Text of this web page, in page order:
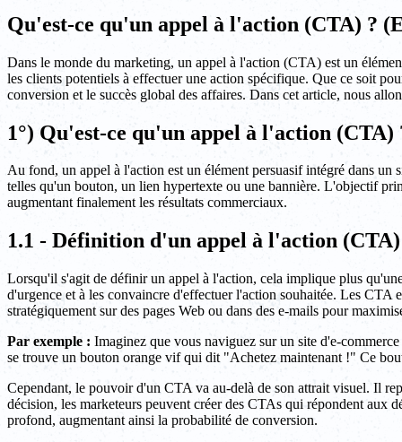
Qu'est-ce qu'un appel à l'action (CTA) ?
Dans le monde du marketing, un appel à l'action (CTA) est un
les clients potentiels à effectuer une action spécifique. Que ce soit
conversion et le succès global des affaires. Dans cet article, nous
1°) Qu'est-ce qu'un appel à l'action (CTA)
Au fond, un appel à l'action est un élément persuasif intégré dans un
telles qu'un bouton, un lien hypertexte ou une bannière. L'objectif
augmentant finalement les résultats commerciaux.
1.1 - Définition d'un appel à l'action (CTA)
Lorsqu'il s'agit de définir un appel à l'action, cela implique plus
d'urgence et à les convaincre d'effectuer l'action souhaitée. Les CTA
stratégiquement sur des pages Web ou dans des e-mails pour
Par exemple : Imaginez que vous naviguez sur un site d'e-
se trouve un bouton orange vif qui dit "Achetez maintenant !" Ce
Cependant, le pouvoir d'un CTA va au-delà de son attrait visuel. Il
décision, les marketeurs peuvent créer des CTAs qui répondent aux
profond, augmentant ainsi la probabilité de conversion.